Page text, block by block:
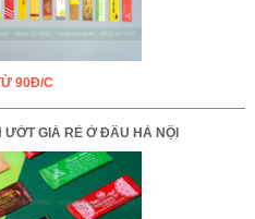
90Đ/C
GIÁ RẺ Ở ĐÂU HÀ NỘI